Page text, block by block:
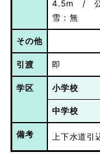
4.5m /
雪：無
その他
引渡 即
学区 小学校
中学校
備考 上下水道引